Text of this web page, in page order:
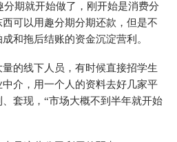
分期就开始做了，刚开始是消费分
可以用趣分期分期还款，但是不
和拖后结账的资金沉淀营利。
的线下人员，有时候直接招学生
介，用一个人的资料去好几家平
套现，“市场大概不到半年就开始